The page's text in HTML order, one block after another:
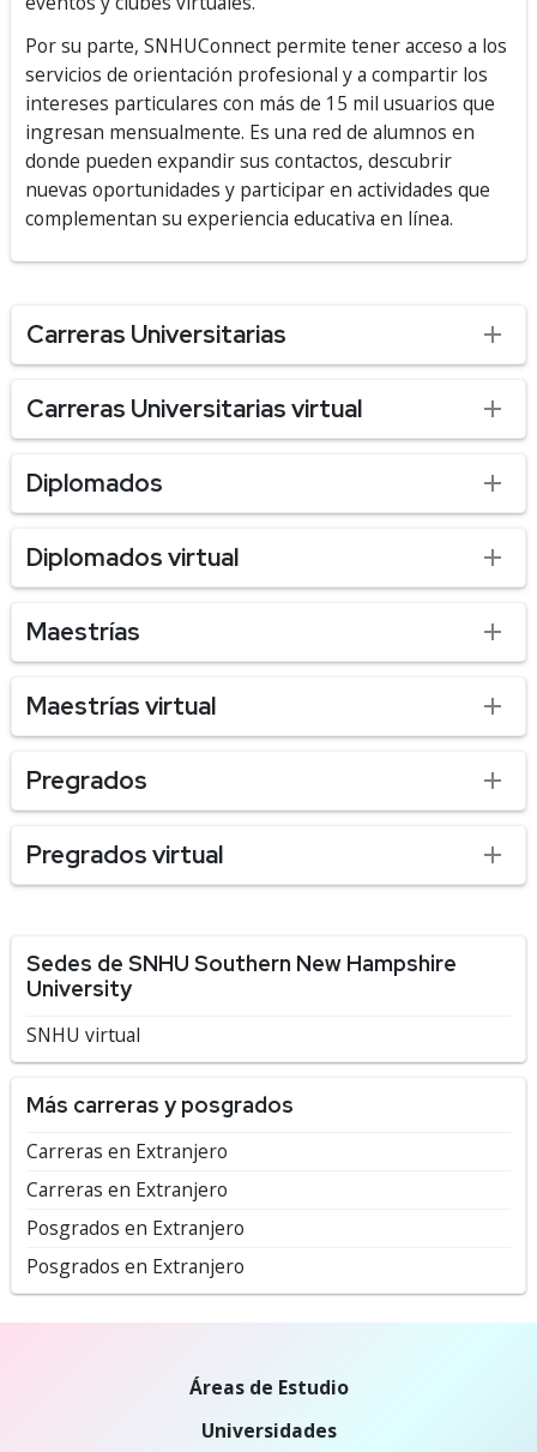
Por su parte, SNHUConnect permite tener acceso a los
servicios de orientación profesional y a compartir los
intereses particulares con más de 15 mil usuarios que
ingresan mensualmente. Es una red de alumnos en
donde pueden expandir sus contactos, descubrir
nuevas oportunidades y participar en actividades que
complementan su experiencia educativa en línea.
Carreras Universitarias
Carreras Universitarias virtual
Diplomados
Diplomados virtual
Maestrías
Maestrías virtual
Pregrados
Pregrados virtual
Sedes de SNHU Southern New Hampshire
University
SNHU virtual
Más carreras y posgrados
Carreras en Extranjero
Carreras en Extranjero
Posgrados en Extranjero
Posgrados en Extranjero
Áreas de Estudio
Universidades